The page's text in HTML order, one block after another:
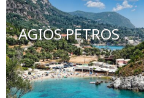
AGIOS PETROS